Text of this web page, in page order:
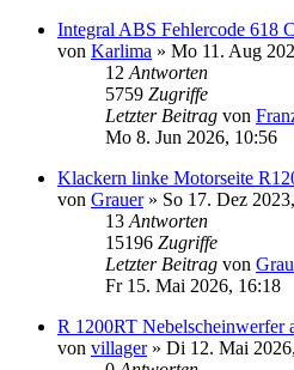
Integral ABS Fehlercode 618 C
von Karlima » Mo 11. Aug
12 Antworten
5759 Zugriffe
Letzter Beitrag von
Mo 8. Jun 2026, 10:56
Klackern linke Motorseite
von Grauer» So 17. Dez
13 Antworten
15196 Zugriffe
Letzter Beitrag von
Fr 15. Mai 2026, 16:18
R 1200RT Nebelscheinwerfer
von villager» Di 12. Mai